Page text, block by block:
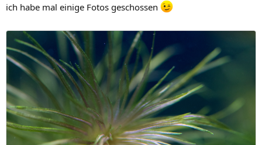
ich habe mal einige Fotos geschossen